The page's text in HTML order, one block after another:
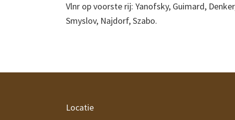
Vlnr op voorste rij: Yanofsky, Guimard,
Smyslov, Najdorf, Szabo.
Locatie